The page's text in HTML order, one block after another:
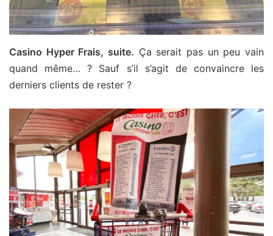
Casino Hyper Frais, suite. Ça serait pas un peu vain
quand même… ? Sauf s’il s’agit de convaincre les
derniers clients de rester ?